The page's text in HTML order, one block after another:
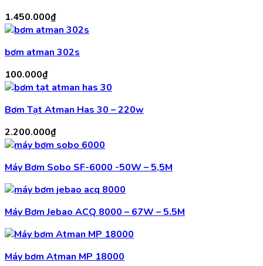
1.450.000₫
bơm atman 302s
100.000₫
Bơm Tạt Atman Has 30 – 220w
2.200.000₫
Máy Bơm Sobo SF-6000 -50W – 5,5M
Máy Bơm Jebao ACQ 8000 – 67W – 5.5M
Máy bơm Atman MP 18000